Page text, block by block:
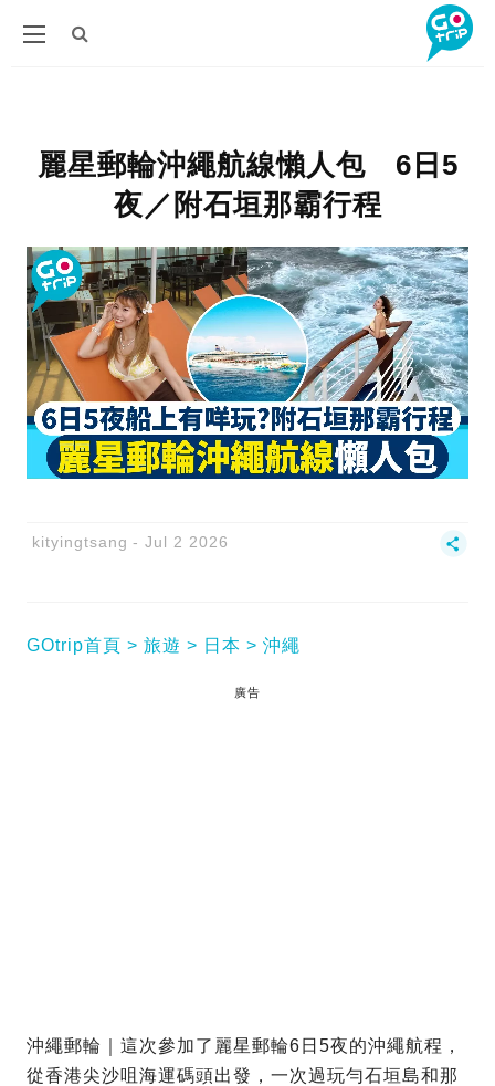
麗星郵輪沖繩航線懶人包 6日5
夜／附石垣那霸行程
kityingtsang Jul 2 2026
GOtrip首頁 旅遊 日本 沖繩
廣告
沖繩郵輪｜這次參加了麗星郵輪6日5夜的沖繩航程，
從香港尖沙咀海運碼頭出發，一次過玩勻石垣島和那